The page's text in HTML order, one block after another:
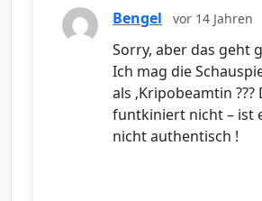
Bengel vor 14 Jahren
Sorry, aber das geht
Ich mag die
als ‚Kripobeamtin ???
funtkiniert nicht – ist
nicht authentisch !